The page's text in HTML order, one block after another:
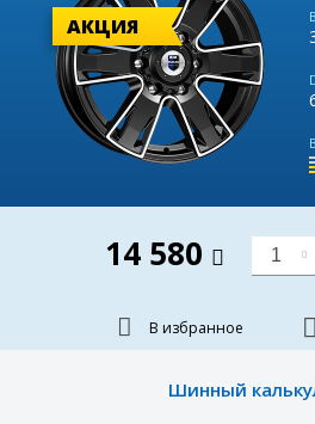
АКЦИЯ
14 580 1
В избранное
Шинный